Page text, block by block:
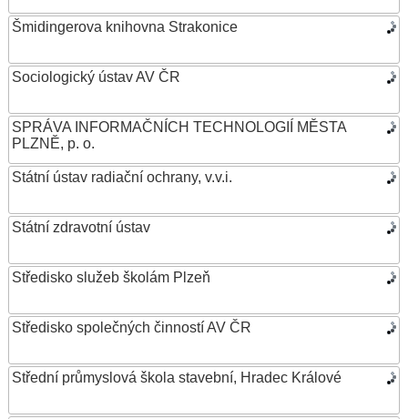
Šmidingerova knihovna Strakonice
Sociologický ústav AV ČR
SPRÁVA INFORMAČNÍCH TECHNOLOGIÍ MĚSTA
PLZNĚ, p. o.
Státní ústav radiační ochrany, v.v.i.
Státní zdravotní ústav
Středisko služeb školám Plzeň
Středisko společných činností AV ČR
Střední průmyslová škola stavební, Hradec Králové